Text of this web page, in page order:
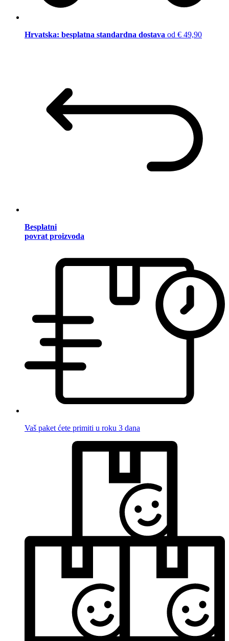
Hrvatska: besplatna standardna dostava od € 49,90
Besplatni
povrat proizvoda
Vaš paket ćete primiti u roku 3 dana